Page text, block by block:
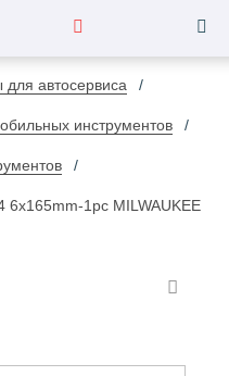
автосервиса
инструментов
1pc MILWAUKEE